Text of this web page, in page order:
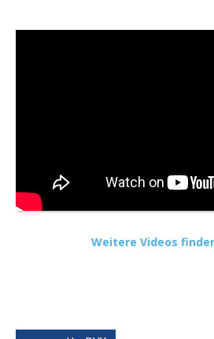
Weitere Videos